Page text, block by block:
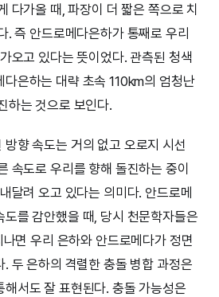
다가올 때, 파장이 더 짧은 쪽으로 치
. 즉 안드로메다은하가 통째로 우리
오고 있다는 뜻이었다. 관측된 청색
은하는 대략 초속 110km의 엄청난
하는 것으로 보인다.
향 속도는 거의 없고 오로지 시선
속도로 우리를 향해 돌진하는 중이
달려 오고 있다는 의미다. 안드로메
도를 감안했을 때, 당시 천문학자들은
면 우리 은하와 안드로메다가 정면
두 은하의 격렬한 충돌 병합 과정은
서도 잘 표현된다. 충돌 가능성은